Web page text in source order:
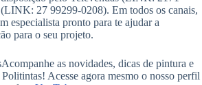
27 99299-0208). Em todos os canais,
especialista pronto para te ajudar a
para o seu projeto.
as novidades, dicas de pintura e
Acesse agora mesmo o nosso perfil